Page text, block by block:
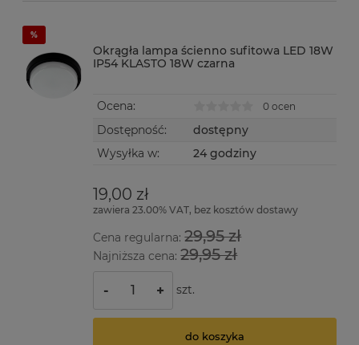
Okrągła lampa ścienno sufitowa LED 18W
IP54 KLASTO 18W czarna
Ocena: 0 ocen
Dostępność:
dostępny
Wysyłka w:
24 godziny
19,00 zł
zawiera 23.00% VAT, bez kosztów dostawy
Cena regularna:29,95 zł
Najniższa cena:29,95 zł
- + szt.
do koszyka